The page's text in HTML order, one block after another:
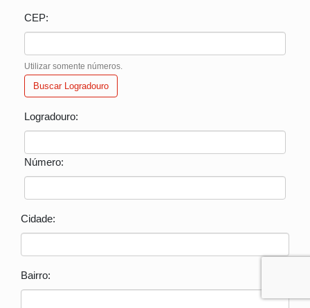
CEP:
Utilizar somente números.
Buscar Logradouro
Logradouro:
Número:
Cidade:
Bairro: